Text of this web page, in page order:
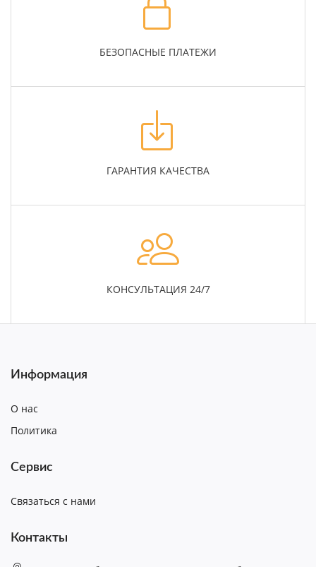
БЕЗОПАСНЫЕ ПЛАТЕЖИ
ГАРАНТИЯ КАЧЕСТВА
КОНСУЛЬТАЦИЯ 24/7
Информация
О нас
Политика
Сервис
Связаться с нами
Контакты